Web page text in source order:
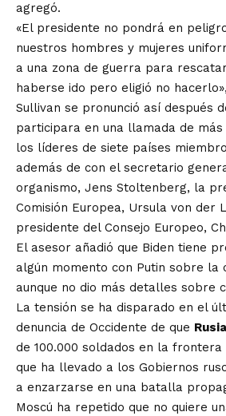
agregó.
«El presidente no pondrá en
nuestros hombres y mujeres
a una zona de guerra para
haberse ido pero eligió no
Sullivan se pronunció así después
participara en una llamada de más
los líderes de siete países
además de con el secretario
organismo, Jens Stoltenberg, la
Comisión Europea, Ursula von der
presidente del Consejo Europeo,
El asesor añadió que Biden tiene
algún momento con Putin sobre la
aunque no dio más detalles sobre
La tensión se ha disparado en el
denuncia de Occidente de que Rusia
de 100.000 soldados en la frontera
que ha llevado a los Gobiernos
a enzarzarse en una batalla
Moscú ha repetido que no quiere